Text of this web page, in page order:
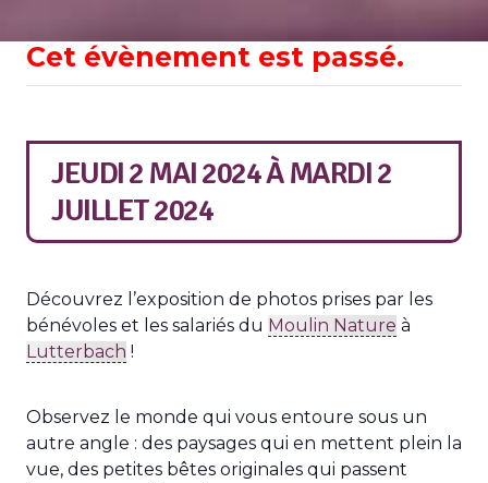
Cet évènement est passé.
JEUDI 2 MAI 2024ÀMARDI 2
JUILLET 2024
Découvrez l’exposition de photos prises par les
bénévoles et les salariés du Moulin Nature à
Lutterbach !
Observez le monde qui vous entoure sous un
autre angle : des paysages qui en mettent plein la
vue, des petites bêtes originales qui passent